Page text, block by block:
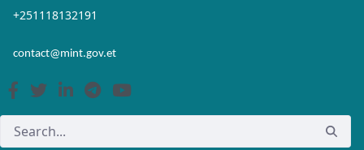
Skip to Main Content
Open Accessibility Menu
+251118132191
contact@mint.gov.et